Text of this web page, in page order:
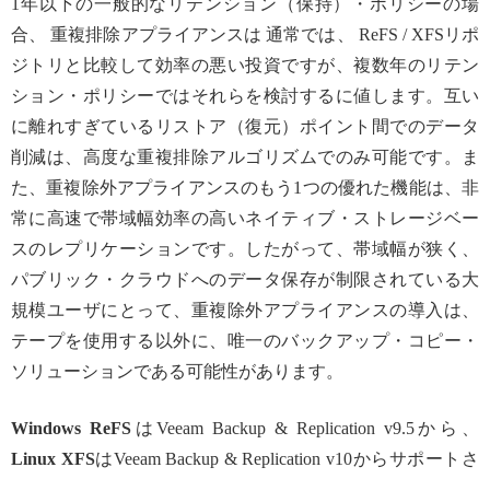
1年以下の一般的なリテンション（保持）・ポリシーの場
合、 重複排除アプライアンスは 通常では、 ReFS / XFSリポ
ジトリと比較して効率の悪い投資ですが、複数年のリテン
ション・ポリシーではそれらを検討するに値します。互い
に離れすぎているリストア（復元）ポイント間でのデータ
削減は、高度な重複排除アルゴリズムでのみ可能です。ま
た、重複除外アプライアンスのもう1つの優れた機能は、非
常に高速で帯域幅効率の高いネイティブ・ストレージベー
スのレプリケーションです。したがって、帯域幅が狭く、
パブリック・クラウドへのデータ保存が制限されている大
規模ユーザにとって、重複除外アプライアンスの導入は、
テープを使用する以外に、唯一のバックアップ・コピー・
ソリューションである可能性があります。
Windows ReFSはVeeam Backup & Replication v9.5から、
Linux XFSはVeeam Backup & Replication v10からサポートさ